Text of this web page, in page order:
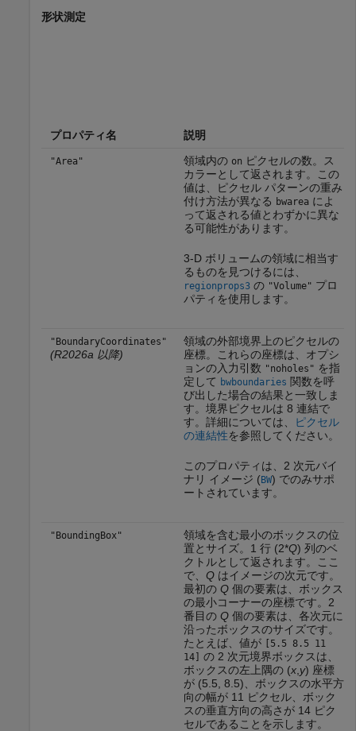
形状測定
プロパティ名 説明
"Area" 領域内の on ピクセルの数。ス
カラーとして返されます。この
値は、ピクセル パターンの重み
付け方法が異なる bwarea によ
って返される値とわずかに異な
る可能性があります。
3-D ボリュームの領域に相当す
るものを見つけるには、
regionprops3の "Volume" プロ
パティを使用します。
"BoundaryCoordinates"
(R2026a 以降)
領域の外部境界上のピクセルの
座標。これらの座標は、オプシ
ョンの入力引数 "noholes" を指
定して bwboundaries 関数を呼
び出した場合の結果と一致しま
す。境界ピクセルは 8 連結で
す。詳細については、
ピクセル
の連結性を参照してください。
このプロパティは、2 次元バイ
ナリ イメージ (BW) でのみサポ
ートされています。
"BoundingBox"
領域を含む最小のボックスの位
置とサイズ。1 行 (2*Q) 列のベ
クトルとして返されます。ここ
で、 Qはイメージの次元です。
最初の Q個の要素は、ボックス
の最小コーナーの座標です。2
番目の Q個の要素は、各次元に
沿ったボックスのサイズです。
たとえば、値が [5.5 8.5 11
14] の 2 次元境界ボックスは、
ボックスの左上隅の (x, y) 座標
が (5.5, 8.5)、ボックスの水平方
向の幅が 11 ピクセル、ボック
スの垂直方向の高さが 14 ピク
セルであることを示します。